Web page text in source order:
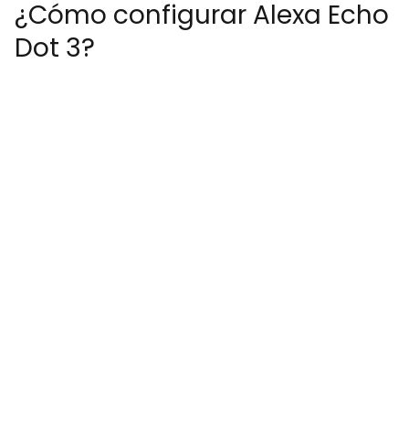
¿Cómo configurar Alexa Echo
Dot 3?